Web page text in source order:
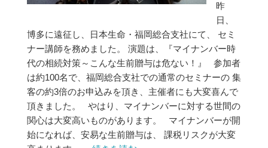
昨
日、
博多に遠征し、日本生命・福岡総合支社にて、 セミ
ナー講師を務めました。 演題は、『マイナンバー時
代の相続対策～こんな生前贈与は危ない！』 参加者
は約100名で、福岡総合支社での通常のセミナーの 集
客の約3倍のお申込みを頂き、主催者にも大変喜んで
頂きました。 やはり、マイナンバーに対する世間の
関心は大変高いものがあります。 マイナンバーが開
始になれば、安易な生前贈与は、 課税リスクが大変